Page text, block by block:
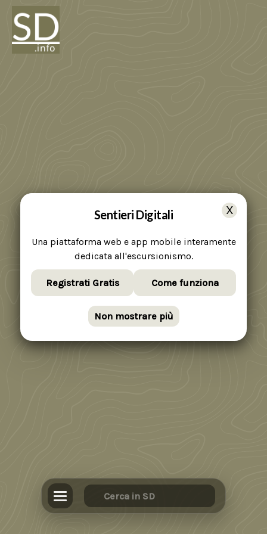
Sentieri Digitali
Una piattaforma web e app mobile interamente
dedicata all'escursionismo.
Registrati Gratis Come funziona
Non mostrare più